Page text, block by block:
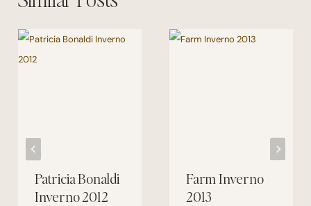
Patricia Bonaldi
Inverno 2012
Farm Inverno
2013